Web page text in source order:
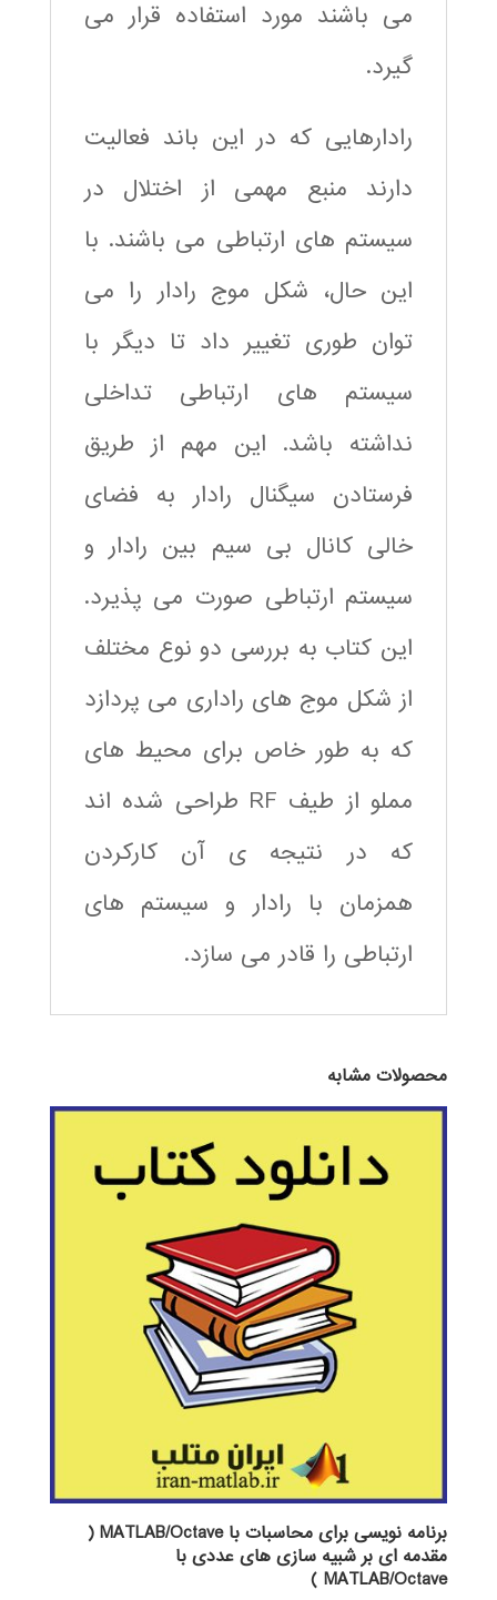
می باشند مورد استفاده قرار می
گیرد.
رادارهایی که در این باند فعالیت
دارند منبع مهمی از اختلال در
سیستم های ارتباطی می باشند. با
این حال، شکل موج رادار را می
توان طوری تغییر داد تا دیگر با
سیستم های ارتباطی تداخلی
نداشته باشد. این مهم از طریق
فرستادن سیگنال رادار به فضای
خالی کانال بی سیم بین رادار و
سیستم ارتباطی صورت می پذیرد.
این کتاب به بررسی دو نوع مختلف
از شکل موج های راداری می پردازد
که به طور خاص برای محیط های
مملو از طیف RF طراحی شده اند
که در نتیجه ی آن کارکردن
همزمان با رادار و سیستم های
ارتباطی را قادر می سازد.
محصولات مشابه
برنامه نویسی برای محاسبات با MATLAB/Octave (
مقدمه ای بر شبیه سازی های عددی با
MATLAB/Octave )